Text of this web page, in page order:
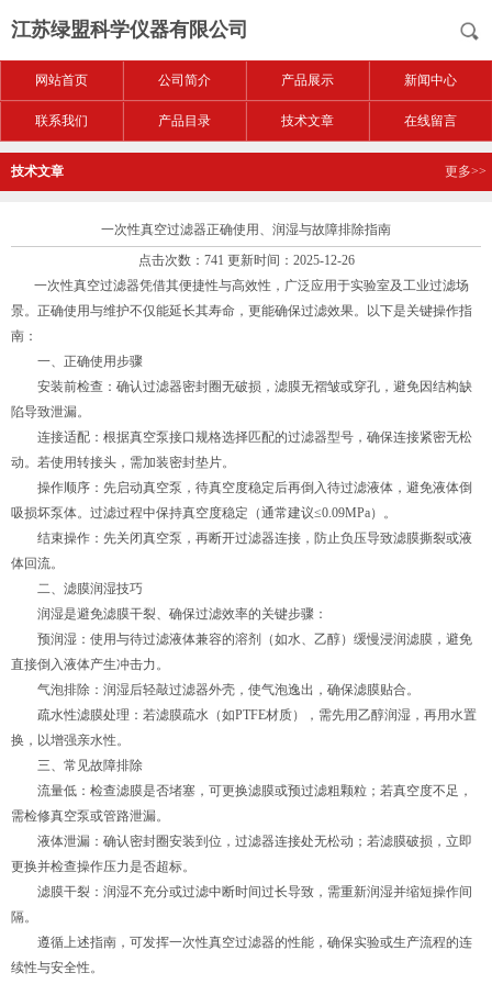
江苏绿盟科学仪器有限公司
网站首页 公司简介 产品展示 新闻中心
联系我们 产品目录 技术文章 在线留言
技术文章 更多>>
一次性真空过滤器正确使用、润湿与故障排除指南
点击次数：741 更新时间：2025-12-26
一次性真空过滤器凭借其便捷性与高效性，广泛应用于实验室及工业过滤场
景。正确使用与维护不仅能延长其寿命，更能确保过滤效果。以下是关键操作指
南：
一、正确使用步骤
安装前检查：确认过滤器密封圈无破损，滤膜无褶皱或穿孔，避免因结构缺
陷导致泄漏。
连接适配：根据真空泵接口规格选择匹配的过滤器型号，确保连接紧密无松
动。若使用转接头，需加装密封垫片。
操作顺序：先启动真空泵，待真空度稳定后再倒入待过滤液体，避免液体倒
吸损坏泵体。过滤过程中保持真空度稳定（通常建议≤0.09MPa）。
结束操作：先关闭真空泵，再断开过滤器连接，防止负压导致滤膜撕裂或液
体回流。
二、滤膜润湿技巧
润湿是避免滤膜干裂、确保过滤效率的关键步骤：
预润湿：使用与待过滤液体兼容的溶剂（如水、乙醇）缓慢浸润滤膜，避免
直接倒入液体产生冲击力。
气泡排除：润湿后轻敲过滤器外壳，使气泡逸出，确保滤膜贴合。
疏水性滤膜处理：若滤膜疏水（如PTFE材质），需先用乙醇润湿，再用水置
换，以增强亲水性。
三、常见故障排除
流量低：检查滤膜是否堵塞，可更换滤膜或预过滤粗颗粒；若真空度不足，
需检修真空泵或管路泄漏。
液体泄漏：确认密封圈安装到位，过滤器连接处无松动；若滤膜破损，立即
更换并检查操作压力是否超标。
滤膜干裂：润湿不充分或过滤中断时间过长导致，需重新润湿并缩短操作间
隔。
遵循上述指南，可发挥一次性真空过滤器的性能，确保实验或生产流程的连
续性与安全性。